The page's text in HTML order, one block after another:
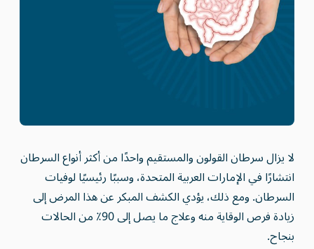
لا يزال سرطان القولون والمستقيم واحدًا من أكثر أنواع السرطان
انتشارًا في الإمارات العربية المتحدة، وسببًا رئيسيًا لوفيات
السرطان. ومع ذلك، يؤدي الكشف المبكر عن هذا المرض إلى
زيادة فرص الوقاية منه وعلاج ما يصل إلى 90٪ من الحالات
بنجاح.